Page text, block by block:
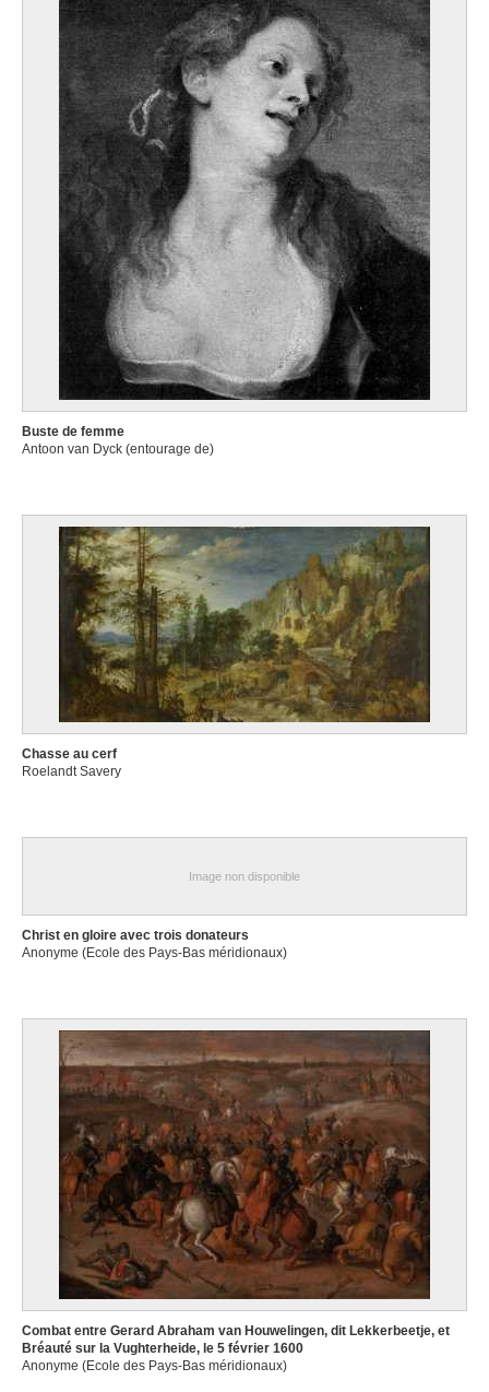
Buste de femme
Antoon van Dyck (entourage de)
Chasse au cerf
Roelandt Savery
Image non disponible
Christ en gloire avec trois donateurs
Anonyme (Ecole des Pays-Bas méridionaux)
Combat entre Gerard Abraham van Houwelingen, dit Lekkerbeetje, et
Bréauté sur la Vughterheide, le 5 février 1600
Anonyme (Ecole des Pays-Bas méridionaux)